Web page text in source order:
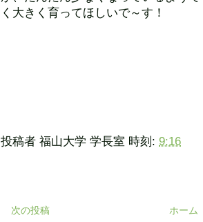
く大きく育ってほしいで～す！
投稿者 福山大学 学長室 時刻: 9:16
次の投稿 ホーム